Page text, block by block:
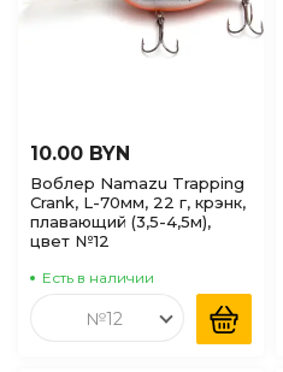
10.00 BYN
Воблер Namazu Trapping
Crank, L-70мм, 22 г, крэнк,
плавающий (3,5-4,5м),
цвет №12
Есть в наличии
№12